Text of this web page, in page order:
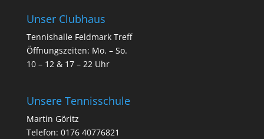
Unser Clubhaus
Tennishalle Feldmark Treff
Öffnungszeiten: Mo. – So.
10 – 12 & 17 – 22 Uhr
Unsere Tennisschule
Martin Göritz
Telefon: 0176 40776821